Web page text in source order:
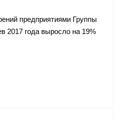
предприятиями Группы
2017 года выросло на 19%